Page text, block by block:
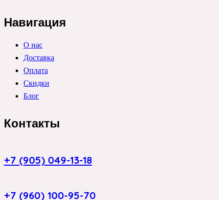
Навигация
О нас
Доставка
Оплата
Скидки
Блог
Контакты
+7 (905) 049-13-18
+7 (960) 100-95-70